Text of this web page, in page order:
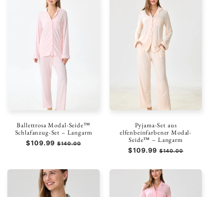
Ballettrosa Modal-Seide™
Schlafanzug-Set – Langarm
Normaler
$109.99 Verkaufspreis
$140.00
Pyjama-Set aus
elfenbeinfarbener Modal-
Seide™ – Langarm
Normaler
$109.99 Verkaufspreis
$140.00